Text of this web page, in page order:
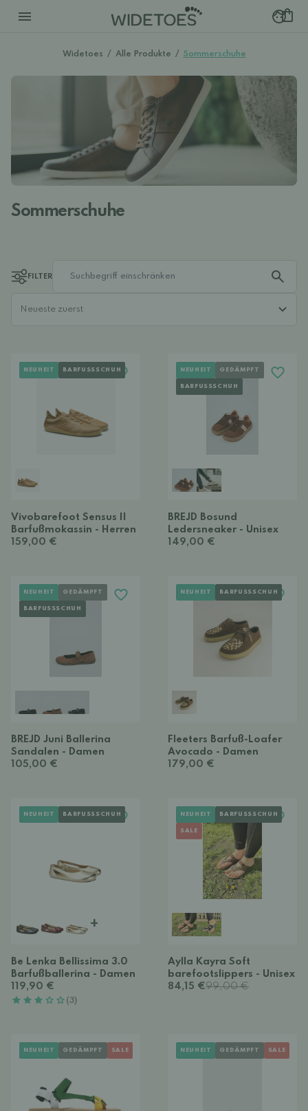
Widetoes / Alle Produkte / Sommerschuhe
Sommerschuhe
FILTER
NEUHEIT BARFUSSSCHUH
Vivobarefoot Sensus II
Barfußmokassin - Herren
159,00 €
NEUHEIT GEDÄMPFT
BARFUSSSCHUH
BREJD Bosund
Ledersneaker - Unisex
149,00 €
NEUHEIT GEDÄMPFT
BARFUSSSCHUH
BREJD Juni Ballerina
Sandalen - Damen
105,00 €
NEUHEIT BARFUSSSCHUH
Fleeters Barfuß-Loafer
Avocado - Damen
179,00 €
+
NEUHEIT BARFUSSSCHUH
Be Lenka Bellissima 3.0
Barfußballerina - Damen
119,90 €
(3)
NEUHEIT BARFUSSSCHUH
SALE
Aylla Kayra Soft
barefootslippers - Unisex
84,15 €99,00 €
NEUHEIT GEDÄMPFT SALE NEUHEIT GEDÄMPFT SALE